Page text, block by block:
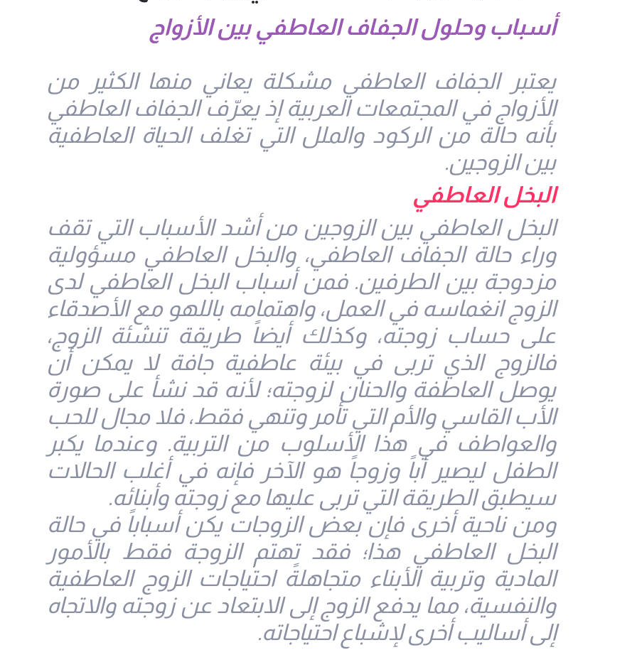
أسباب وحلول الجفاف العاطفي بين الأزواج
يعتبر الجفاف العاطفي مشكلة يعاني منها الكثير من
الأزواج في المجتمعات العربية إذ يعرّف الجفاف العاطفي
بأنه حالة من الركود والملل التي تغلف الحياة العاطفية
بين الزوجين.
البخل العاطفي
البخل العاطفي بين الزوجين من أشد الأسباب التي تقف
وراء حالة الجفاف العاطفي، والبخل العاطفي مسؤولية
مزدوجة بين الطرفين. فمن أسباب البخل العاطفي لدى
الزوج انغماسه في العمل، واهتمامه باللهو مع الأصدقاء
على حساب زوجته، وكذلك أيضاً طريقة تنشئة الزوج،
فالزوج الذي تربى في بيئة عاطفية جافة لا يمكن أن
يوصل العاطفة والحنان لزوجته؛ لأنه قد نشأ على صورة
الأب القاسي والأم التي تأمر وتنهي فقط، فلا مجال للحب
والعواطف في هذا الأسلوب من التربية. وعندما يكبر
الطفل ليصير أباً وزوجاً هو الآخر فإنه في أغلب الحالات
سيطبق الطريقة التي تربى عليها مع زوجته وأبنائه.
ومن ناحية أخرى فإن بعض الزوجات يكن أسباباً في حالة
البخل العاطفي هذا؛ فقد تهتم الزوجة فقط بالأمور
المادية وتربية الأبناء متجاهلةً احتياجات الزوج العاطفية
والنفسية، مما يدفع الزوج إلى الابتعاد عن زوجته والاتجاه
إلى أساليب أخرى لإشباع احتياجاته.